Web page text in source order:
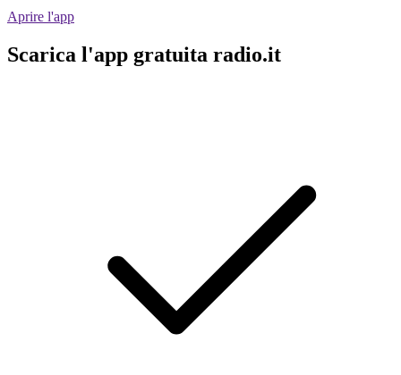
Aprire l'app
Scarica l'app gratuita radio.it